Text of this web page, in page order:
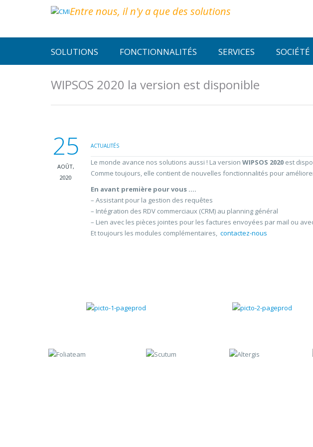
Entre nous, il n'y a que des solutions
SOLUTIONS FONCTIONNALITÉS SERVICES SOCIÉTÉ
WIPSOS 2020 la version est disponible
25
AOÛT,
2020
ACTUALITÉS
Le monde avance nos solutions aussi ! La version WIPSOS 2020 est
Comme toujours, elle contient de nouvelles fonctionnalités pour
En avant première pour vous ….
– Assistant pour la gestion des requêtes
– Intégration des RDV commerciaux (CRM) au planning général
– Lien avec les pièces jointes pour les factures envoyées par mail ou
Et toujours les modules complémentaires, contactez-nous